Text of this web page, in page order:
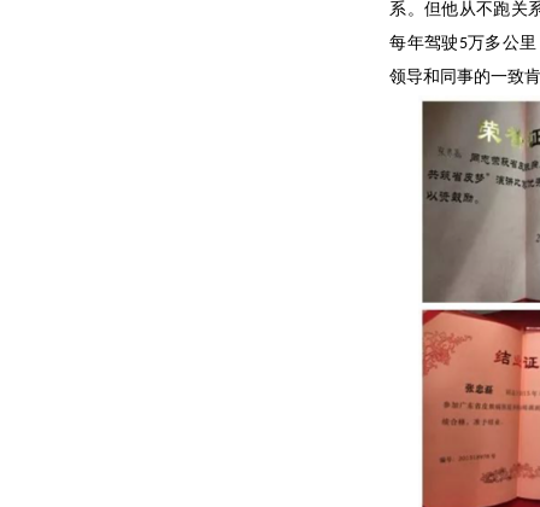
系。但他从不跑关
每年驾驶5万多公
领导和同事的一致